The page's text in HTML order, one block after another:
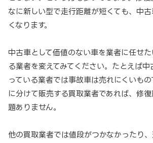
なに新しい型で走行距離が短くても、中
くなります。
中古車として価値のない車を業者に任せ
る業者を変えてみてください。たとえば
っている業者では事故車は売れにくいもの
に分けて販売する買取業者であれば、修
題ありません。
他の買取業者では値段がつかなかったり